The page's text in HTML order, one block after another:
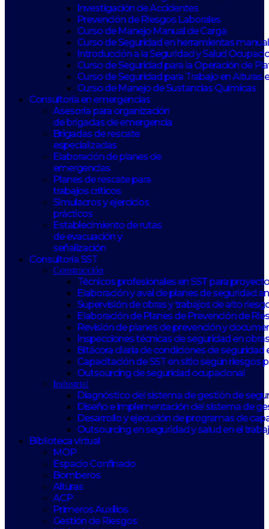
Investigación de Accidentes
Prevención de Riesgos Laborales
Curso de Manejo Manual de Carga
Curso de Seguridad en herramientas
Introducción a la Seguridad y Salud
Curso de Seguridad para la Operación de
Curso de Seguridad para Trabajo en Alturas
Curso de Manejo de Sustancias Químicas
Consultoría en emergencias
Asesoría para organización
de brigadas de emergencia
Brigadas de rescate
especializadas
Elaboración de planes de
emergencias
Planes de rescate para
trabajos críticos
Simulacros y ejercicios
prácticos
Establecimiento de rutas
de evacuación y
señalización
Consultoría SST
Construcción
Técnicos profesionales en SST para
Elaboración y aval de planes de seguridad
Supervisión de obras y trabajos de alto
Elaboración de Planes de Prevención de
Revisión de planes de prevención y
Inspecciones técnicas de seguridad en
Bitácora diaria de condiciones de seguridad
Capacitación de SST en sitio según riesgos
Outsourcing de seguridad ocupacional
Industrial
Diagnóstico del sistema de gestión de
Diseño e implementación del sistema de
Desarrollo y ejecución de programas de
Outsourcing en seguridad y salud en el
Biblioteca virtual
MOP
Espacio Confinado
Bomberos
Alturas
ACP
Primeros Auxilios
Gestión de Riesgos